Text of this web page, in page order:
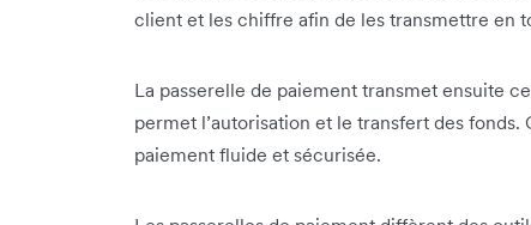
client et les chiffre afin de les transmettre en
La passerelle de paiement transmet ensuite
permet l’autorisation et le transfert des
paiement fluide et sécurisée.